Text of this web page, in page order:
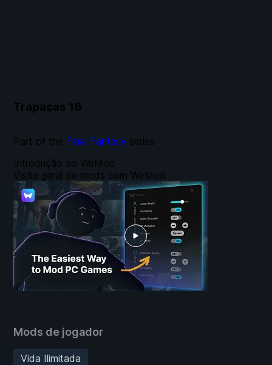
Trapaças 16
Mods de jogador
Vida Ilimitada
Introdução ao WeMod
Visão geral de mods com WeMod
Part of the Final Fantasy series